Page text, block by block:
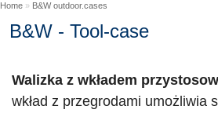
Home » B&W outdoor.cases
B&W - Tool-case
Walizka z wkładem
wkład z przegrodami umożliwia